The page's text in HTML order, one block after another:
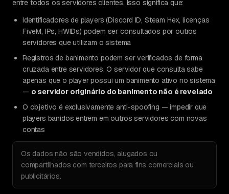
entre todos os servidores clientes. Isso significa que:
Identificadores de players (Discord ID, Steam Hex, licenças
FiveM, IPs, HWIDs) podem ser consultados por outros
servidores que utilizam o sistema
Registros de banimento podem ser verificados de forma
cruzada entre servidores. O servidor que consulta sabe
apenas que o player possui um banimento ativo no sistema
— o servidor originário do banimento não é revelado
O objetivo é exclusivamente anti-spoofing — impedir que
players banidos entrem em outros servidores com novas
contas
Os dados não são vendidos, alugados ou
compartilhados com terceiros para fins comerciais ou
publicitários.